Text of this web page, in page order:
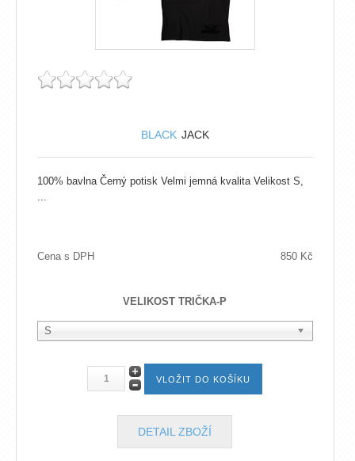
BLACK JACK
100% bavlna Černý potisk Velmi jemná kvalita Velikost S,
...
Cena s DPH 850 Kč
VELIKOST TRIČKA-P
S
DETAIL ZBOŽÍ